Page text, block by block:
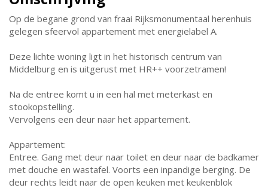
Op de begane grond van fraai Rijksmonumentaal herenhuis
gelegen sfeervol appartement met energielabel A.
Deze lichte woning ligt in het historisch centrum van
Middelburg en is uitgerust met HR++ voorzetramen!
Na de entree komt u in een hal met meterkast en
stookopstelling.
Vervolgens een deur naar het appartement.
Appartement:
Entree. Gang met deur naar toilet en deur naar de badkamer
met douche en wastafel. Voorts een inpandige berging. De
deur rechts leidt naar de open keuken met keukenblok